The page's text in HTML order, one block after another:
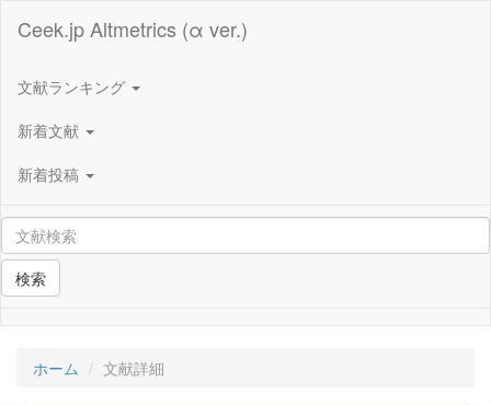
Ceek.jp Altmetrics (α ver.)
文献ランキング
新着文献
新着投稿
検索
ホーム 文献詳細